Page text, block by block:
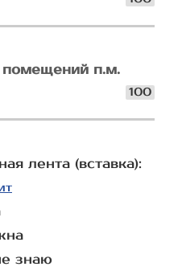
помещений п.м.
100
лента (вставка):
знаю